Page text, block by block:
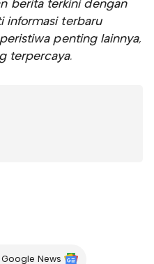
berita terkini dengan
informasi terbaru
penting lainnya,
terpercaya.
News